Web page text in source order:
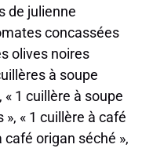
de julienne
concassées
olives noires
à soupe
1 cuillère à soupe
« 1 cuillère à café
café origan séché »,